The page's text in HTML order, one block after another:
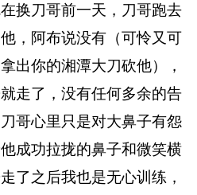
换刀哥前一天，刀哥跑去
，阿布说没有（可怜又可
出你的湘潭大刀砍他），
走了，没有任何多余的告
哥心里只是对大鼻子有怨
成功拉拢的鼻子和微笑横
了之后我也是无心训练，